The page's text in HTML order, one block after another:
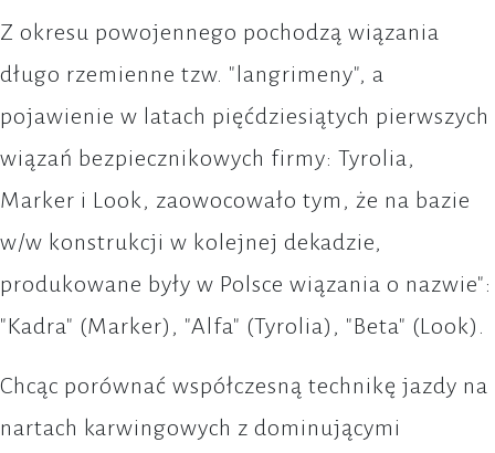
Z okresu powojennego pochodzą wiązania
długo rzemienne tzw. "langrimeny", a
pojawienie w latach pięćdziesiątych pierwszych
wiązań bezpiecznikowych firmy: Tyrolia,
Marker i Look, zaowocowało tym, że na bazie
w/w konstrukcji w kolejnej dekadzie,
produkowane były w Polsce wiązania o nazwie":
"Kadra" (Marker), "Alfa" (Tyrolia), "Beta" (Look).
Chcąc porównać współczesną technikę jazdy na
nartach karwingowych z dominującymi